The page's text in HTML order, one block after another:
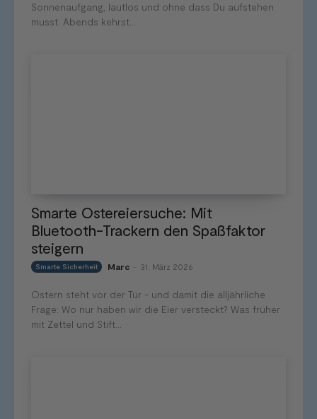
Sonnenaufgang, lautlos und ohne dass Du aufstehen
musst. Abends kehrst...
Smarte Ostereiersuche: Mit
Bluetooth-Trackern den Spaßfaktor
steigern
Smarte Sicherheit Marc 31. März 2026
Ostern steht vor der Tür - und damit die alljährliche
Frage: Wo nur haben wir die Eier versteckt? Was früher
mit Zettel und Stift...